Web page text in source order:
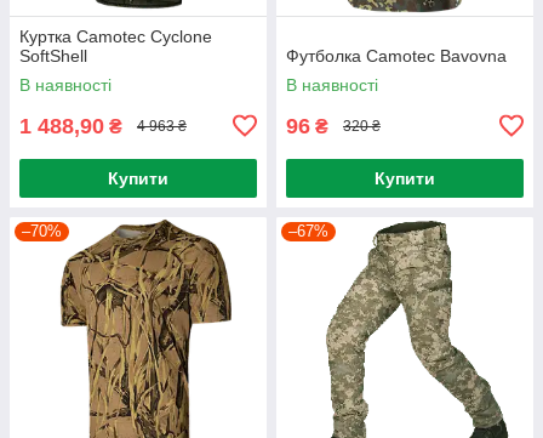
Куртка Camotec Cyclone
SoftShell
В наявності
1 488,90 ₴ 4 963 ₴
Купити
Футболка Camotec Bavovna
В наявності
96 ₴ 320 ₴
Купити
–70% –67%